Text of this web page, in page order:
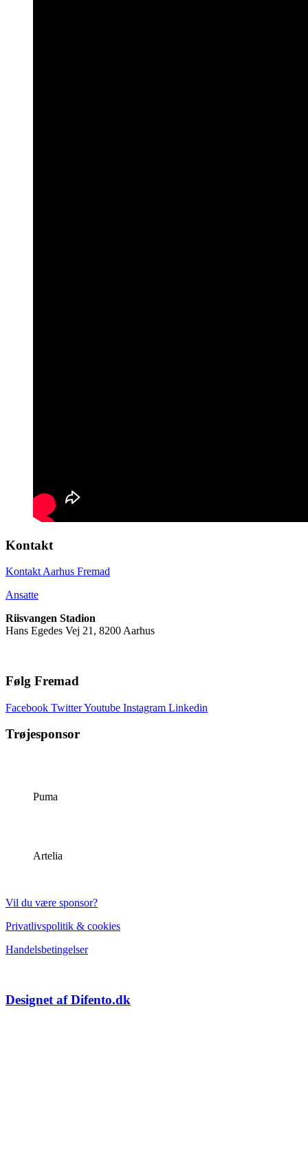
Kontakt
Kontakt Aarhus Fremad
Ansatte
Riisvangen Stadion
Hans Egedes Vej 21, 8200 Aarhus
Følg Fremad
Facebook TwitterYoutube Instagram Linkedin
Trøjesponsor
Puma
Artelia
Vil du være sponsor?
Privatlivspolitik & cookies
Handelsbetingelser
Designet af Difento.dk